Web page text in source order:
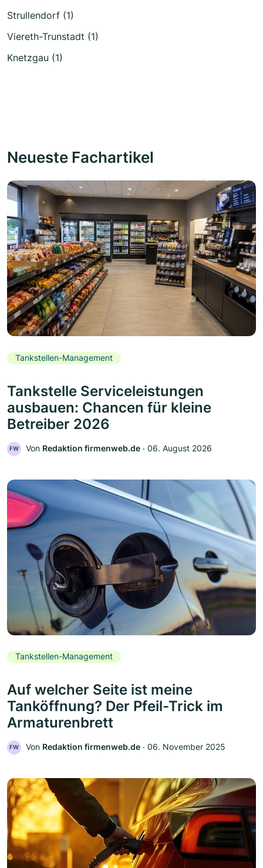
Strullendorf (1)
Viereth-Trunstadt (1)
Knetzgau (1)
Neueste Fachartikel
Tankstellen-Management
Tankstelle Serviceleistungen
ausbauen: Chancen für kleine
Betreiber 2026
FW Von Redaktion firmenweb.de ‧ 06. August 2026
Tankstellen-Management
Auf welcher Seite ist meine
Tanköffnung? Der Pfeil-Trick im
Armaturenbrett
FW Von Redaktion firmenweb.de ‧ 06. November 2025